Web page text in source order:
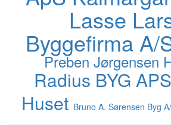
Lasse
Byggefirma A/
Preben Jørgensen
Radius BYG APS
Huset Bruno A. Sørensen Byg